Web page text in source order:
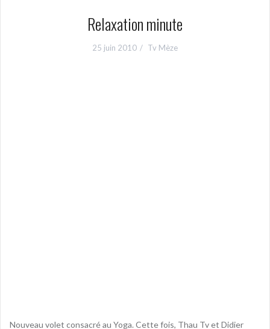
Relaxation minute
25 juin 2010 Tv Mèze
Nouveau volet consacré au Yoga. Cette fois, Thau Tv et Didier